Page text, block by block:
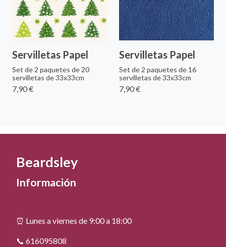
Servilletas Papel
Set de 2 paquetes de 20
servilletas de 33x33cm
7,90 €
Servilletas Papel
Set de 2 paquetes de 16
servilletas de 33x33cm
7,90 €
Beardsley
Información
⏰ Lunes a viernes de 9:00 a 18:00
📞 616095808